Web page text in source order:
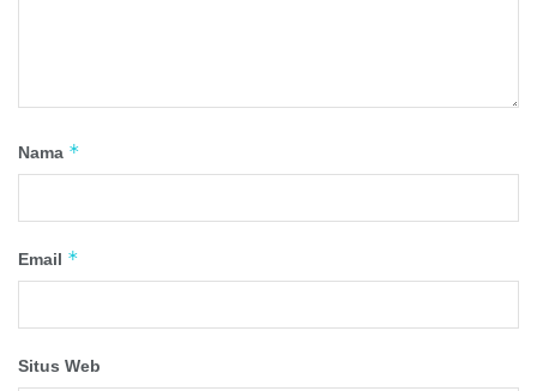
Nama *
Email *
Situs Web